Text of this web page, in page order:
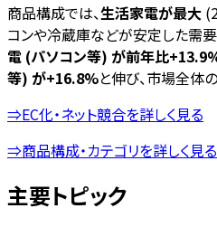
商品構成では、生活家電が最大
コンや冷蔵庫などが安定した需
電 (パソコン等) が前年比
等) が+16.8%と伸び、市場全体
⇒EC化・ネット競合を詳しく見る
⇒商品構成・カテゴリを詳しく見る
主要トピック